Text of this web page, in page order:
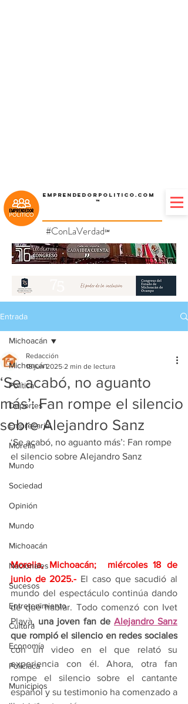
Emprendedorpolitico.com
™
#ConLaVerdad℠
Entrada
Michoacán
Política
Deportes
Empresarial
Morelia
Mundo
Sociedad
Opinión
Mundo
Michoacán
Nacionales
Sucesos
Entretenimiento
Cultura
Economía
Policíaca
Municipios
Michoacán
‘Se acabó, no aguanto
más’: Fan rompe el silencio
sobre Alejandro Sanz
Redacción
18 jun 2025 2 min de lectura
‘Se acabó, no aguanto más’: Fan rompe
el silencio sobre Alejandro Sanz
Morelia, Michoacán;  miércoles 18 de
junio de 2025.- El caso que sacudió al
mundo del espectáculo continúa dando
de qué hablar. Todo comenzó con Ivet
Playà, una joven fan de Alejandro Sanz
que rompió el silencio en redes sociales
con un video en el que relató su
experiencia con él. Ahora, otra fan
rompe el silencio sobre el cantante
español y su testimonio ha comenzado a